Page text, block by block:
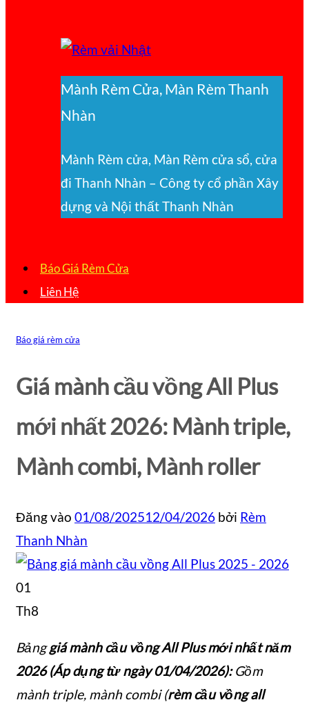
Mành Rèm Cửa, Màn Rèm Thanh
Nhàn
Mành Rèm cửa, Màn Rèm cửa sổ, cửa
đi Thanh Nhàn – Công ty cổ phần Xây
dựng và Nội thất Thanh Nhàn
Báo Giá Rèm Cửa
Liên Hệ
Báo giá rèm cửa
Giá mành cầu vồng All Plus
mới nhất 2026: Mành triple,
Mành combi, Mành roller
Đăng vào 01/08/202512/04/2026 bởi Rèm
Thanh Nhàn
01
Th8
Bảnggiá mành cầu vồng All Plus mới nhất năm
2026 (Áp dụng từ ngày 01/04/2026):Gồm
mành triple, mành combi (rèm cầu vồng all